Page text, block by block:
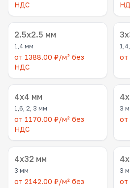
НДС
2.5x2.5 мм
1,4 мм
от 1388.00 ₽/м² без
НДС
от
4x4 мм
1,6, 2, 3 мм
от 1170.00 ₽/м² без
НДС
3
от
4x32 мм
3 мм
от 2142.00 ₽/м² без
3
от